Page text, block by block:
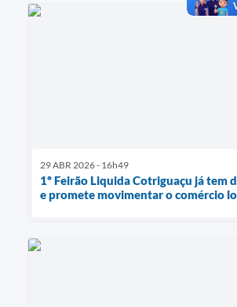
29 ABR 2026 - 16h49
1º Feirão Liquida Cotriguaçu já tem
e promete movimentar o comércio